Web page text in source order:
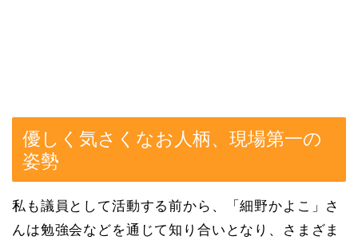
優しく気さくなお人柄、現場第一の
姿勢
私も議員として活動する前から、「細野かよこ」さ
んは勉強会などを通じて知り合いとなり、さまざま